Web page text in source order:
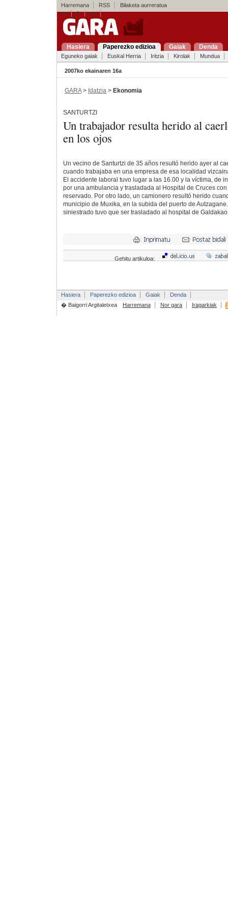
Harremana RSS
Bilaketa aurreratua
es
fr en
Hasiera Paperezko edizioa Gaiak Denda
Eguneko gaiak Euskal Herria Iritzia Kirolak Mundua
2007ko ekainaren 16a
GARA> Idatzia > Ekonomia
SANTURTZI
Un trabajador resulta herido al
en los ojos
Un vecino de Santurtzi de 35 años resultó herido ayer al
cuando trabajaba en una empresa de esa localidad
El accidente laboral tuvo lugar a las 16.00 y la víctima, de
por una ambulancia y trasladada al Hospital de Cruces
reservado. Por otro lado, un camionero resultó herido
municipio de Muxika, en la subida del puerto de
siniestrado tuvo que ser trasladado al hospital de
Gehitu artikuloa:
Hasiera Paperezko edizioa Gaiak
Denda
� Baigorri Argitaletxea
Harremana Nor gara Iragarkiak